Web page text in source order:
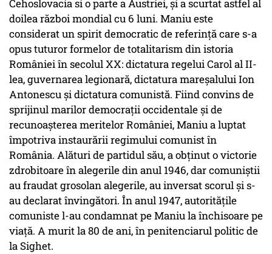
Cehoslovacia si o parte a Austriei, și a scurtat astfel al
doilea război mondial cu 6 luni. Maniu este
considerat un spirit democratic de referință care s-a
opus tuturor formelor de totalitarism din istoria
României în secolul XX: dictatura regelui Carol al II-
lea, guvernarea legionară, dictatura mareșalului Ion
Antonescu și dictatura comunistă. Fiind convins de
sprijinul marilor democrații occidentale și de
recunoașterea meritelor României, Maniu a luptat
împotriva instaurării regimului comunist în
România. Alături de partidul său, a obținut o victorie
zdrobitoare în alegerile din anul 1946, dar comuniștii
au fraudat grosolan alegerile, au inversat scorul și s-
au declarat învingători. În anul 1947, autoritățile
comuniste l-au condamnat pe Maniu la închisoare pe
viață. A murit la 80 de ani, în penitenciarul politic de
la Sighet.